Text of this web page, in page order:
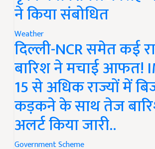
ने किया संबोधित
Weather
दिल्ली-NCR समेत कई
बारिश ने मचाई आफत!
15 से अधिक राज्यों में
कड़कने के साथ तेज
अलर्ट किया जारी..
Government Scheme